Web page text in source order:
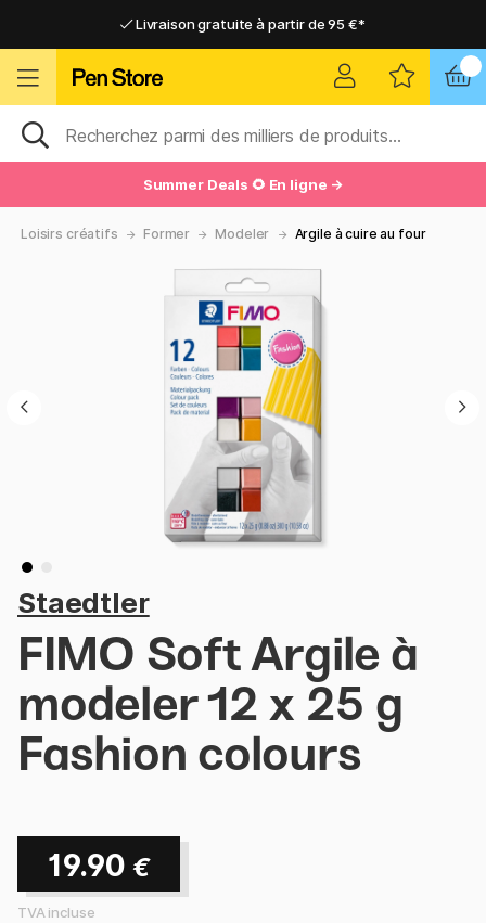
Livraison gratuite à partir de 95 €*
Livraison domicile ou point relais
Livraison gratuite à partir de 95 €*
Livraison domicile ou point relais
Summer Deals 🌻 En ligne →
Loisirs créatifs Former Modeler Argile à cuire au four
Staedtler
FIMO Soft Argile à
modeler 12 x 25 g
Fashion colours
19.90 €
TVA incluse